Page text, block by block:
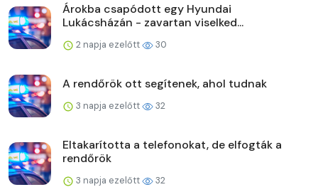
Árokba csapódott egy Hyundai
Lukácsházán - zavartan viselked...
2 napja ezelőtt 30
A rendőrök ott segítenek, ahol tudnak
3 napja ezelőtt 32
Eltakarította a telefonokat, de elfogták a
rendőrök
3 napja ezelőtt 32